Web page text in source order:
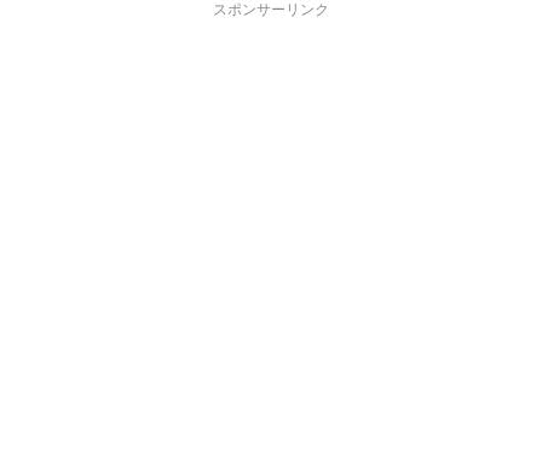
スポンサーリンク